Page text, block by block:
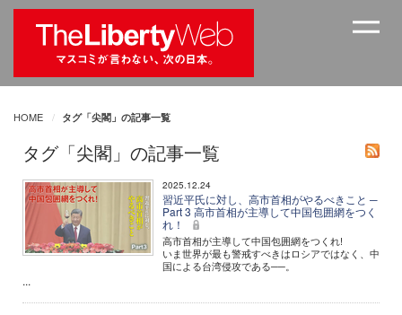
HOME タグ「尖閣」の記事一覧
タグ「尖閣」の記事一覧
2025.12.24
習近平氏に対し、高市首相がやるべきこと ─
Part 3 高市首相が主導して中国包囲網をつく
れ！
高市首相が主導して中国包囲網をつくれ!
いま世界が最も警戒すべきはロシアではなく、中
国による台湾侵攻である──。
...